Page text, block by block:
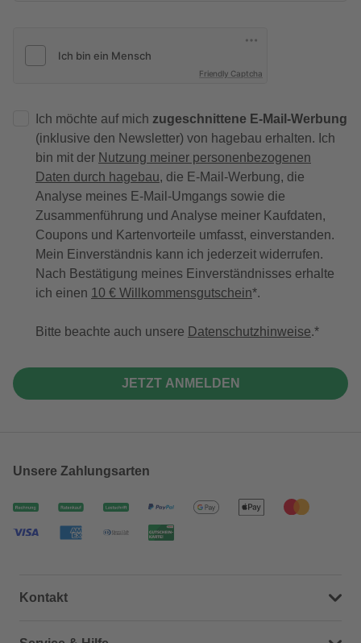
Friendly Captcha
Ich möchte auf mich zugeschnittene E-Mail-Werbung
(inklusive den Newsletter) von hagebau erhalten. Ich
bin mit der Nutzung meiner personenbezogenen
Daten durch hagebau, die E-Mail-Werbung, die
Analyse meines E-Mail-Umgangs sowie die
Zusammenführung und Analyse meiner Kaufdaten,
Coupons und Kartenvorteile umfasst, einverstanden.
Mein Einverständnis kann ich jederzeit widerrufen.
Nach Bestätigung meines Einverständnisses erhalte
ich einen 10 € Willkommensgutschein*.
Bitte beachte auch unsere Datenschutzhinweise.
JETZT ANMELDEN
Unsere Zahlungsarten
Kontakt